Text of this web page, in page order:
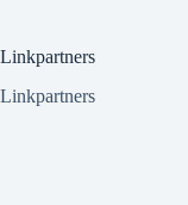
Linkpartners
Linkpartners